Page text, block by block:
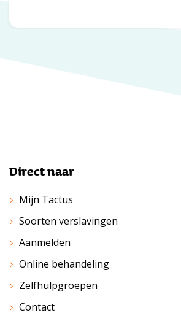
Direct naar
Mijn Tactus
Soorten verslavingen
Aanmelden
Online behandeling
Zelfhulpgroepen
Contact